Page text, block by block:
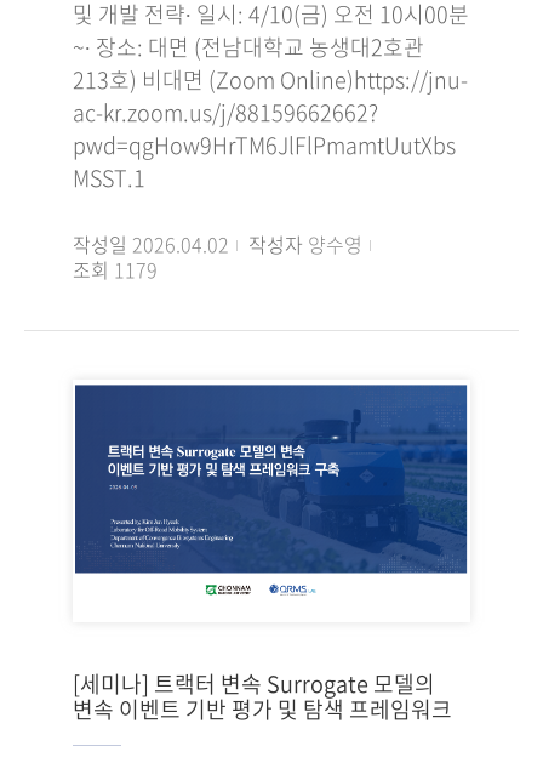
및 개발 전략∙ 일시: 4/10(금) 오전 10시00분
~∙ 장소: 대면 (전남대학교 농생대2호관
213호) 비대면 (Zoom Online)https://jnu-
ac-kr.zoom.us/j/88159662662?
pwd=qgHow9HrTM6JlFlPmamtUutXbs
MSST.1
작성일 2026.04.02 작성자 양수영
조회 1179
[세미나] 트랙터 변속 Surrogate 모델의
변속 이벤트 기반 평가 및 탐색 프레임워크